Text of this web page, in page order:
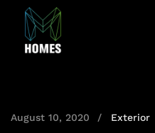
August 10, 2020 Exterior